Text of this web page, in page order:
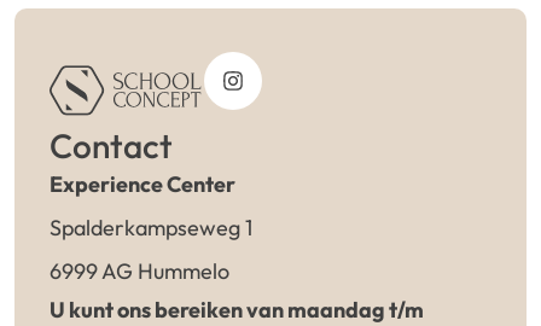
Contact
Experience Center
Spalderkampseweg 1
6999 AG Hummelo
U kunt ons bereiken van maandag t/m